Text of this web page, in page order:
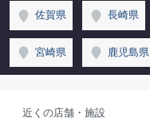
佐賀県 長崎県
宮崎県 鹿児島県
近くの店舗・施設